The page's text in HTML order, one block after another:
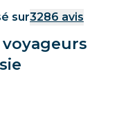
sur3286 avis
voyageurs